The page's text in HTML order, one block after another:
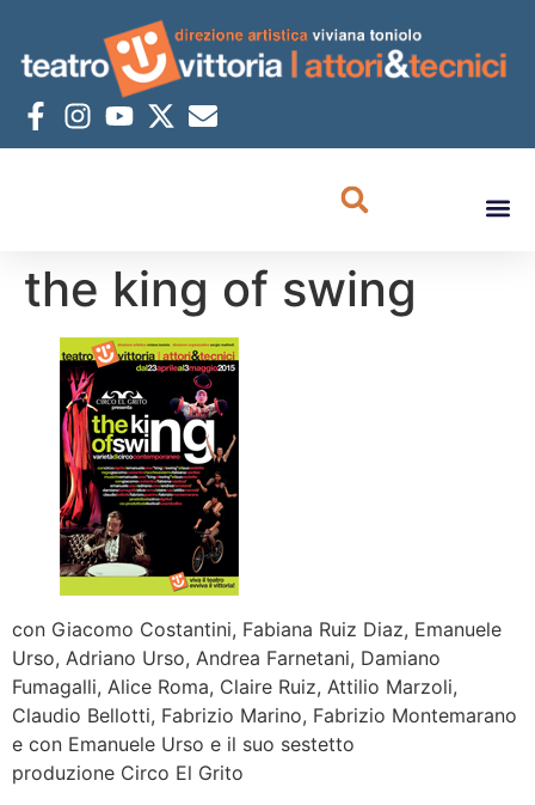
the king of swing
con Giacomo Costantini, Fabiana Ruiz Diaz, Emanuele
Urso, Adriano Urso, Andrea Farnetani, Damiano
Fumagalli, Alice Roma, Claire Ruiz, Attilio Marzoli,
Claudio Bellotti, Fabrizio Marino, Fabrizio Montemarano
e con Emanuele Urso e il suo sestetto
produzione Circo El Grito